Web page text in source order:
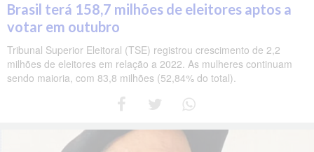
Brasil terá 158,7 milhões de eleitores aptos a
votar em outubro
Tribunal Superior Eleitoral (TSE) registrou crescimento de 2,2
milhões de eleitores em relação a 2022. As mulheres continuam
sendo maioria, com 83,8 milhões (52,84% do total).